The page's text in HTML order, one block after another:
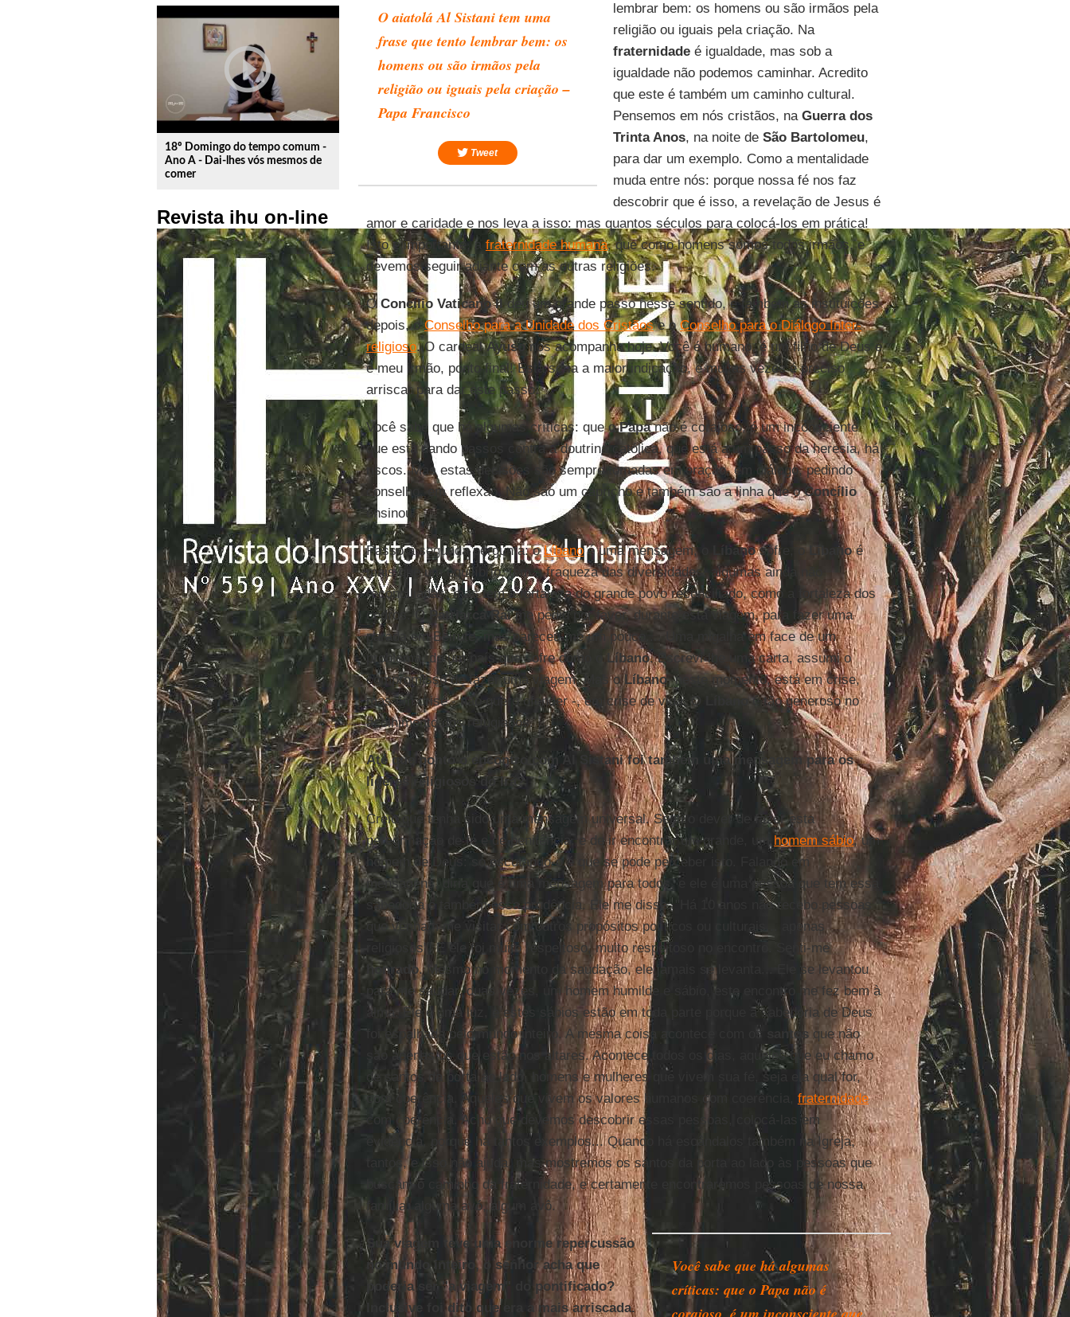
play_circle_outline
18º Domingo do tempo comum -
Ano A - Dai-lhes vós mesmos de
comer
Revista ihu on-line
O aiatolá Al Sistani tem uma
frase que tento lembrar bem: os
homens ou são irmãos pela
religião ou iguais pela criação –
Papa Francisco
Tweet
lembrar bem: os homens ou são irmãos pela
religião ou iguais pela criação. Na
fraternidadeé igualdade, mas sob a
igualdade não podemos caminhar. Acredito
que este é também um caminho cultural.
Pensemos em nós cristãos, na Guerra dos
Trinta Anos, na noite de São Bartolomeu,
para dar um exemplo. Como a mentalidade
muda entre nós: porque nossa fé nos faz
descobrir que é isso, a revelação de Jesus é
amor e caridade e nos leva a isso: mas quantos séculos para colocá-los em prática!
Isto é importante, a fraternidade humana, que como homens somos todos irmãos, e
devemos seguir adiante com as outras religiões.
OConcílio Vaticano II deu um grande passo nesse sentido, e também as instituições
depois, oConselho para a Unidade dos Cristãose oConselho para o Diálogo Inter-
religioso. O cardealAyusonos acompanha hoje. Você é humano, é um filho de Deus e
é meu irmão, ponto final! Esta seria a maior indicação, e muitas vezes é preciso
arriscar para dar este passo.
Você sabe que há algumas críticas: que oPapanão é corajoso, é um inconsciente
que está dando passos contra a doutrina católica, que está a um passo da heresia, há
riscos. Mas estas decisões são sempre tomadas em oração, em diálogo, pedindo
conselho, em reflexão. Não são um capricho e também são a linha que oConcílio
ensinou.
Passo à segunda pergunta: oLíbanoé uma mensagem, o Líbanosofre, o Líbanoé
mais que um equilíbrio, tem a fraqueza das diversidades, algumas ainda não
reconciliadas, mas tem a fortaleza do grande povo reconciliado, como a fortaleza dos
cedros. OPatriarca Raïme pediu por favor, durante esta viagem, para fazer uma
parada em Beirute, mas pareceu-me um pouco.... Uma migalha em face de um
problema, de um país que sofre como o
Líbano. Escrevi-lhe uma carta, assumi o
compromisso de fazer uma viagem. Mas oLíbano, neste momento, está em crise,
mas em crise - não quero ofender -, em crise de vida. O
é tão generoso no
acolhimento dos refugiados.
Até que ponto o encontro com Al Sistani foi também uma mensagem para os
líderes religiosos do Irã?
Creio que tenha sido uma mensagem universal. Senti o dever de fazer esta
peregrinação de fé e de penitência, e de ir encontrar um grande, um homem sábio, um
homem de Deus: só escutando-o é que se pode perceber isto. Falando em
mensagens, diria que é uma mensagem para todos, e ele é uma pessoa que tem essa
sabedoria e também essa prudência. Ele me disse: "Há 10 anos não recebo pessoas
que venham me visitar com outros propósitos políticos ou culturais... apenas
religiosos". E ele foi muito respeitoso, muito respeitoso no encontro. Senti-me
honrado. Mesmo no momento da saudação, ele jamais se levanta... Ele se levantou
para me saudar, duas vezes, um homem humilde e sábio, este encontro me fez bem à
alma. Ele é uma luz, e estes sábios estão em toda parte porque a sabedoria de Deus
foi espalhada pelo mundo inteiro. A mesma coisa acontece com os
santosque não
são apenas os que estão nos altares. Acontece todos os dias, aqueles que eu chamo
de santos da porta ao lado, homens e mulheres que vivem sua fé, seja ela qual for,
com coerência. Aqueles que vivem os valores humanos com coerência, fraternidade
com coerência. Acho que devemos descobrir essas pessoas, colocá-las em
evidência, porque há tantos exemplos... Quando há escândalos também na Igreja,
tantos, e isso não ajuda, mas mostremos os santos da porta ao lado às pessoas que
buscam o caminho da fraternidade, e certamente encontraremos pessoas de nossa
família, alguma avó, algum avô.
Você sabe que há algumas
críticas: que o Papa não é
Sua viagem teve uma enorme repercussão
no mundo inteiro, o senhor acha que
poderia ser "a viagem" do pontificado?
Inclusive foi dito que era a mais arriscada.